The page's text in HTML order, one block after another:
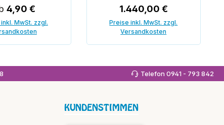
Preis:
4,90 €
MwSt. zzgl.
Regulärer Preis:
1.440,00 €
Preise inkl. MwSt. zzgl.
Versandkosten
Telefon 0941 - 793 842
KUNDENSTIMMEN